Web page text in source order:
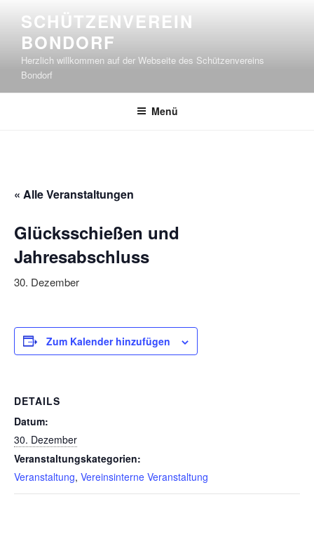
Inhalt
springen
SCHÜTZENVEREIN
BONDORF
Herzlich willkommen auf der Webseite des Schützenvereins
Bondorf
Menü
« Alle Veranstaltungen
Glücksschießen und
Jahresabschluss
30. Dezember
Zum Kalender hinzufügen
DETAILS
Datum:
30. Dezember
Veranstaltungskategorien:
Veranstaltung, Vereinsinterne Veranstaltung